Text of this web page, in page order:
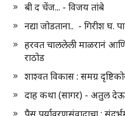
बी द चेंज... - विजय तांबे
नद्या जोडताना.. - गिरीश घ.
हरवत चाललेली माळरानं आणि
राठोड
शाश्वत विकास : समग्र
दाह कथा (सागर) - अतुल